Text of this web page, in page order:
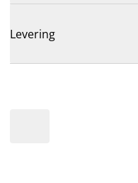
Levering